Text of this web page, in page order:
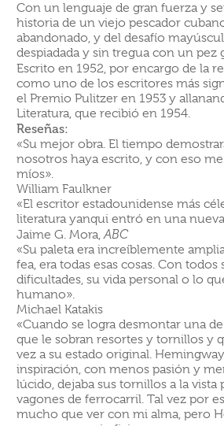
Con un lenguaje de gran fuerza y
historia de un viejo pescador
abandonado, y del desafío
despiadada y sin tregua con un pez
Escrito en 1952, por encargo de la
como uno de los escritores más
el Premio Pulitzer en 1953 y
Literatura, que recibió en 1954.
Reseñas:
«Su mejor obra. El tiempo
nosotros haya escrito, y con eso
míos».
William Faulkner
«El escritor estadounidense más
literatura yanqui entró en una
Jaime G. Mora,ABC
«Su paleta era increíblemente
fea, era todas esas cosas. Con
dificultades, su vida personal o lo
humano».
Michael Katakis
«Cuando se logra desmontar una
que le sobran resortes y tornillos y
vez a su estado original.
inspiración, con menos pasión y
lúcido, dejaba sus tornillos a la
vagones de ferrocarril. Tal vez por
mucho que ver con mi alma, pero